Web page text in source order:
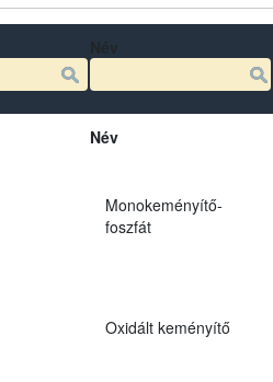
Név
Monokeményítő-
foszfát
Oxidált keményítő